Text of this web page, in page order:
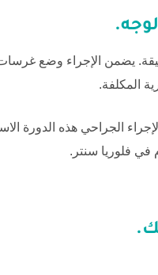
يضمن الإجراء وضع
المكلفة.
الجراحي هذه الدورة
في فلوريا سنتر .